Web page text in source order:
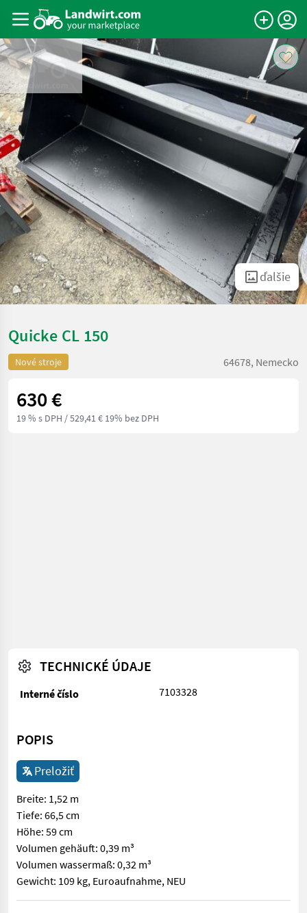
ďalšie
Quicke CL 150
Nové stroje 64678, Nemecko
630 €
19 % s DPH / 529,41 € 19% bez DPH
TECHNICKÉ ÚDAJE
Interné číslo 7103328
POPIS
Preložiť
Breite: 1,52 m
Tiefe: 66,5 cm
Höhe: 59 cm
Volumen gehäuft: 0,39 m³
Volumen wassermaß: 0,32 m³
Gewicht: 109 kg, Euroaufnahme, NEU
Breite: 1,52 m Tiefe: 66,5 cm Höhe: 59 cm Volumen gehäuft: